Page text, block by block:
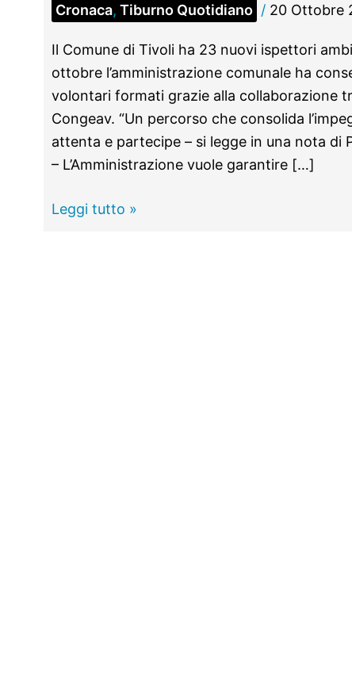
Cronaca, Tiburno Quotidiano / 20 Ottobre
Il Comune di Tivoli ha 23 nuovi ispettori
ottobre l’amministrazione comunale ha
volontari formati grazie alla collaborazione
Congeav. “Un percorso che consolida
attenta e partecipe – si legge in una nota di
– L’Amministrazione vuole garantire […]
TIVOLI
Leggi tutto »